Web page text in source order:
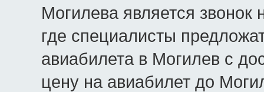
Могилева является
где специалисты
авиабилета в Могилев с
цену на авиабилет до